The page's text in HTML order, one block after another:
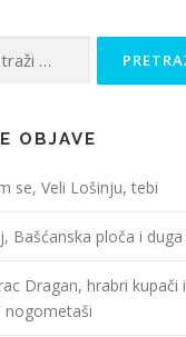
OBJAVE
se, Veli Lošinju, tebi
Bašćanska ploča i duga
Dragan, hrabri kupači i
nogometaši